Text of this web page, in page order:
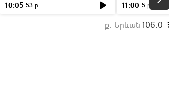
10:05 53 ր 11:00 5 ր
ք. Երևան 106.0